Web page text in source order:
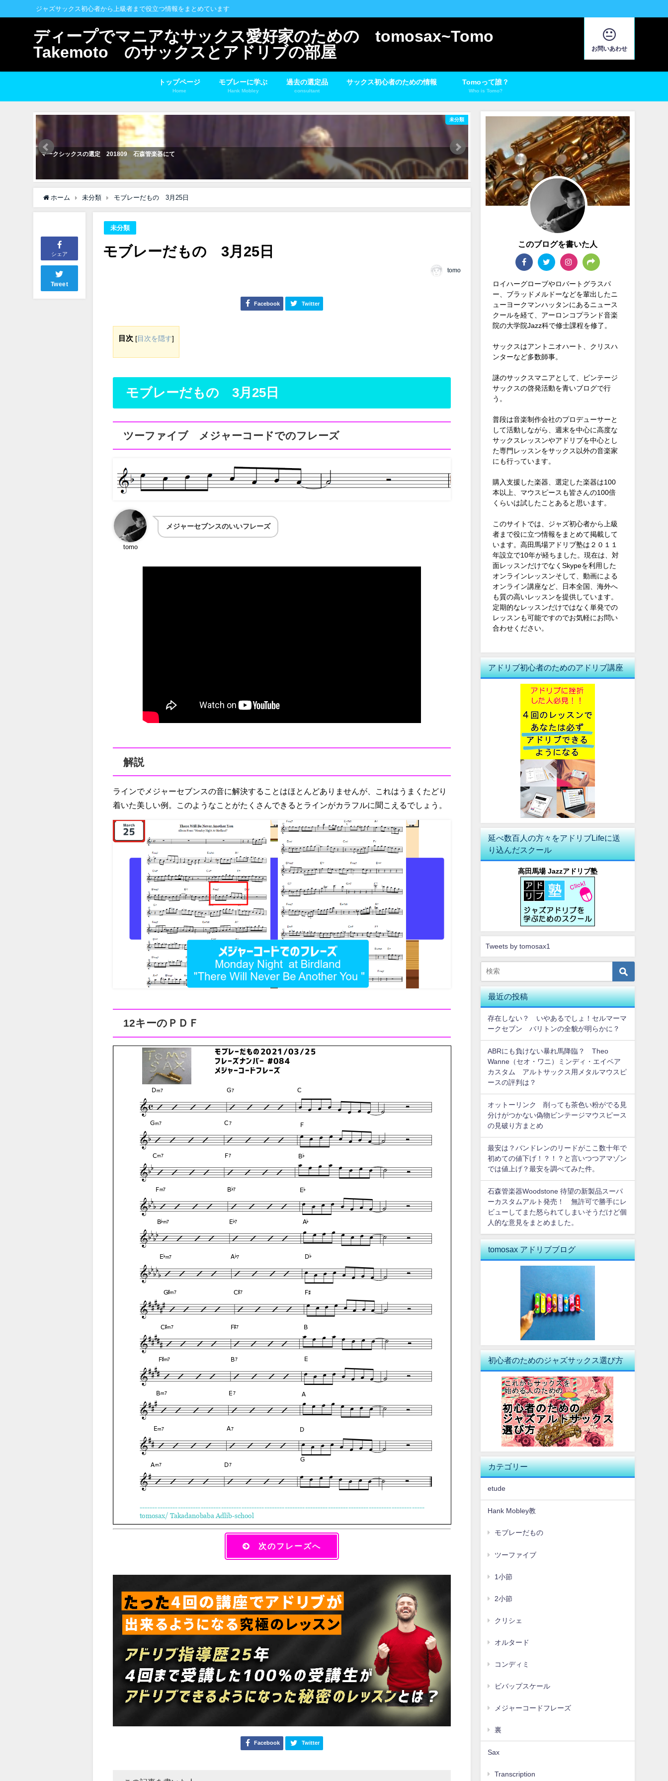
ジャズサックス初心者から上級者まで役立つ情報をまとめています
ディープでマニアなサックス愛好家のための tomosax~Tomo
Takemoto のサックスとアドリブの部屋
お問いあわせ
トップページ
Home
モブレーに学ぶ
Hank Mobley
過去の選定品
consultant
サックス初心者のための情報 Tomoって誰？
Who is Tomo?
未分類
マークシックスの選定 201809 石森管楽器にて 1940年代のサックスのセッティングについて考える その３ マウス
ホーム 未分類 モブレーだもの 3月25日
シェア
Tweet
未分類
モブレーだもの 3月25日
tomo
Facebook Twitter
目次 [ 目次を隠す]
モブレーだもの 3月25日
ツーファイブ メジャーコードでのフレーズ
tomo
メジャーセブンスのいいフレーズ
解説
ラインでメジャーセブンスの音に解決することはほとんどありませんが、これはうまくたどり
着いた美しい例。このようなことがたくさんできるとラインがカラフルに聞こえるでしょう。
12キーのＰＤＦ
次のフレーズへ
Facebook Twitter
このブログを書いた人
ロイハーグローブやロバートグラスパ
ー、ブラッドメルドーなどを輩出したニ
ューヨークマンハッタンにあるニュース
クールを経て、アーロンコプランド音楽
院の大学院Jazz科で修士課程を修了。
サックスはアントニオハート、クリスハ
ンターなど多数師事。
謎のサックスマニアとして、ビンテージ
サックスの啓発活動を青いブログで行
う。
普段は音楽制作会社のプロデューサーと
して活動しながら、週末を中心に高度な
サックスレッスンやアドリブを中心とし
た専門レッスンをサックス以外の音楽家
にも行っています。
購入支援した楽器、選定した楽器は100
本以上、マウスピースも皆さんの100倍
くらいは試したことあると思います。
このサイトでは、ジャズ初心者から上級
者まで役に立つ情報をまとめて掲載して
います。高田馬場アドリブ塾は２０１１
年設立で10年が経ちました。現在は、対
面レッスンだけでなくSkypeを利用した
オンラインレッスンそして、動画による
オンライン講座など、日本全国、海外へ
も質の高いレッスンを提供しています。
定期的なレッスンだけではなく単発での
レッスンも可能ですのでお気軽にお問い
合わせください。
アドリブ初心者のためのアドリブ講座
延べ数百人の方々をアドリブLifeに送
り込んだスクール
高田馬場 Jazzアドリブ塾
Tweets by tomosax1
最近の投稿
存在しない？ いやあるでしょ！セルマーマ
ークセブン バリトンの全貌が明らかに？
ABRにも負けない暴れ馬降臨？ Theo
Wanne（セオ・ワニ）ミンディ・エイベア
カスタム アルトサックス用メタルマウスピ
ースの評判は？
オットーリンク 削っても茶色い粉がでる見
分けがつかない偽物ビンテージマウスピース
の見破り方まとめ
最安は？バンドレンのリードがここ数十年で
初めての値下げ！？！？と言いつつアマゾン
では値上げ？最安を調べてみた件。
石森管楽器Woodstone 待望の新製品スーパ
ーカスタムアルト発売！ 無許可で勝手にレ
ビューしてまた怒られてしまいそうだけど個
人的な意見をまとめました。
tomosax アドリブブログ
初心者のためのジャズサックス選び方
カテゴリー
etude
Hank Mobley教
モブレーだもの
ツーファイブ
1小節
2小節
クリシェ
オルタード
コンディミ
ビバップスケール
メジャーコードフレーズ
裏
Sax
Transcription